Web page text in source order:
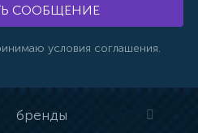
СООБЩЕНИЕ
условия соглашения.
бренды